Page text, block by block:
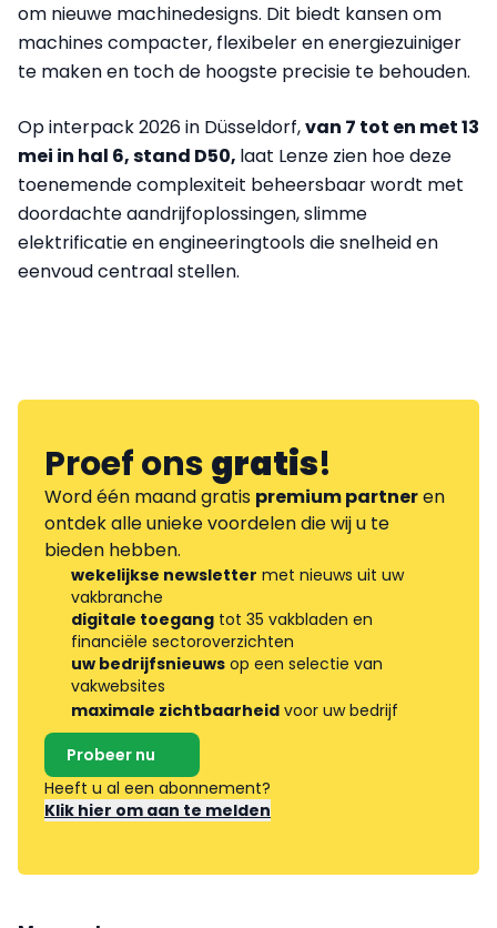
om nieuwe machinedesigns. Dit biedt kansen om
machines compacter, flexibeler en energiezuiniger
te maken en toch de hoogste precisie te behouden.
Op interpack 2026 in Düsseldorf,van 7 tot en met 13
mei in hal 6, stand D50, laat Lenze zien hoe deze
toenemende complexiteit beheersbaar wordt met
doordachte aandrijfoplossingen, slimme
elektrificatie en engineeringtools die snelheid en
eenvoud centraal stellen.
Proef onsgratis!
Word één maand gratis premium partneren
ontdek alle unieke voordelen die wij u te
bieden hebben.
wekelijkse newsletter met nieuws uit uw
vakbranche
digitale toegang tot 35 vakbladen en
financiële sectoroverzichten
uw bedrijfsnieuws op een selectie van
vakwebsites
maximale zichtbaarheid voor uw bedrijf
Probeer nu
Heeft u al een abonnement?
Klik hier om aan te melden